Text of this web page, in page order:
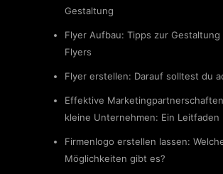
Gestaltung
Flyer Aufbau: Tipps zur Gestaltung
Flyers
Flyer erstellen: Darauf solltest du
Effektive
kleine Unternehmen: Ein Leitfaden
Firmenlogo erstellen lassen:
Möglichkeiten gibt es?